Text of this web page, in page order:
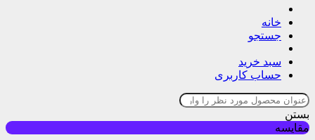
خانه
جستجو
سبد خرید
حساب کاربری
بستن
مقایسه